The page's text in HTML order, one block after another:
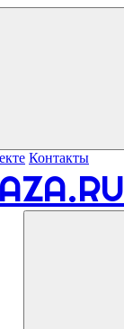
Контакты